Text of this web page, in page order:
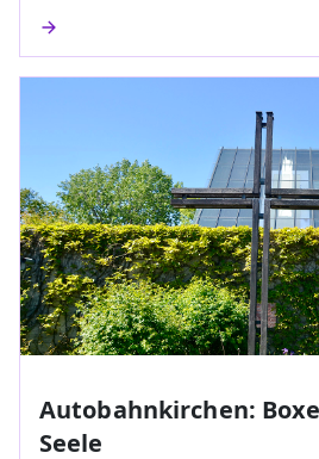
Autobahnkirchen:
Seele